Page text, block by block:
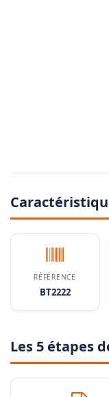
RÉFÉRENCE
BT2222
Les 5 étapes